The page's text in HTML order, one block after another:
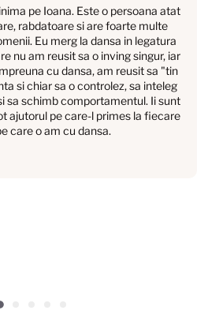
pe Ioana. Este o persoana atat
rabdatoare si are foarte multe
Eu merg la dansa in legatura
nu am reusit sa o inving singur, iar
cu dansa, am reusit sa "tin
si chiar sa o controlez, sa inteleg
sa schimb comportamentul. Ii sunt
ajutorul pe care-l primes la fiecare
care o am cu dansa.